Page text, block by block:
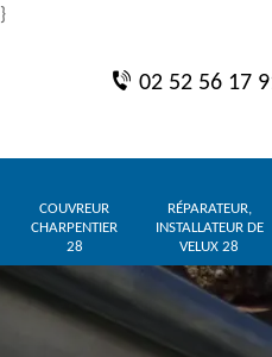
}
02 52 56 17
COUVREUR
CHARPENTIER
28
RÉPARATEUR,
INSTALLATEUR DE
VELUX 28